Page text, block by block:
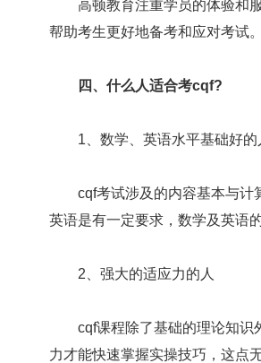
高顿教育注重学员的体验和服
帮助考生更好地备考和应对考试。
四、什么人适合考cqf?
1、数学、英语水平基础好的
cqf考试涉及的内容基本与计算
英语是有一定要求，数学及英语
2、强大的适应力的人
cqf课程除了基础的理论知识外
力才能快速掌握实操技巧，这点